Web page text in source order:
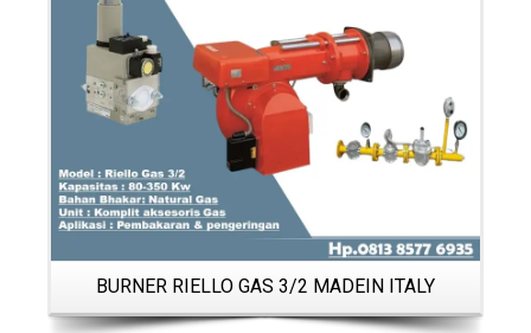
BURNER RIELLO GAS 3/2 MADEIN ITALY